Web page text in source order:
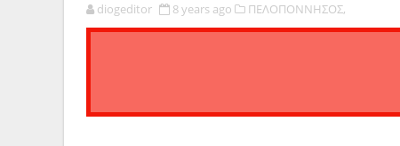
diogeditor 8 years ago ΠΕΛΟΠΟΝΝΗΣΟΣ,